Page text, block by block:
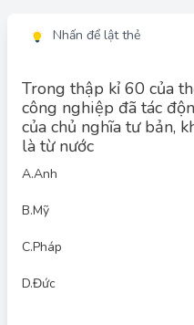
Nhấn để lật thẻ
Trong thập kỉ 60 của
công nghiệp đã tác
của chủ nghĩa tư bản,
là từ nước
A.Anh
B.Mỹ
C.Pháp
D.Đức
đã bắt nguồn từ nước Anh,